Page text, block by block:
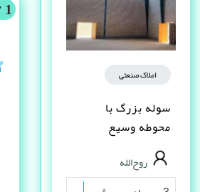
املاک صنعتی
سوله بزرگ با
محوطه وسیع
مناسب تولید و انبار
– یاسوجروح‌الله
1